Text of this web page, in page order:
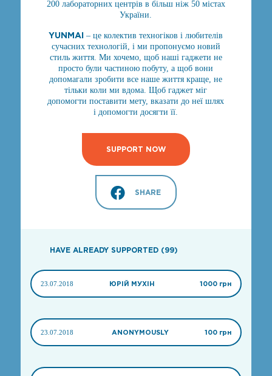
200 лабораторних центрів в більш ніж 50 містах
України.
YUNMAI– це колектив техногіков і любителів
сучасних технологій, і ми пропонуємо новий
стиль життя. Ми хочемо, щоб наші гаджети не
просто були частиною побуту, а щоб вони
допомагали зробити все наше життя краще, не
тільки коли ми вдома. Щоб гаджет міг
допомогти поставити мету, вказати до неї шлях
і допомогти досягти її.
SUPPORT NOW
SHARE
HAVE ALREADY SUPPORTED (99)
23.07.2018 ЮРІЙ МУХІН 1000 грн
23.07.2018 ANONYMOUSLY 100 грн